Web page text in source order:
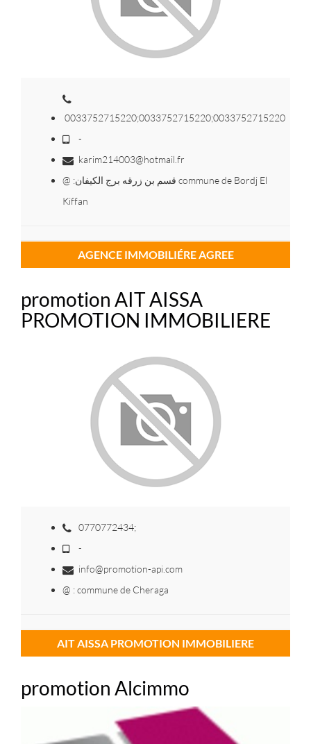
0033752715220;0033752715220;0033752715220
-
karim214003@hotmail.fr
@ :قسم بن زرقه برج الكيفان commune de Bordj El
Kiffan
AGENCE IMMOBILIÉRE AGREE
promotion AIT AISSA
PROMOTION IMMOBILIERE
0770772434;
-
info@promotion-api.com
@ : commune de Cheraga
AIT AISSA PROMOTION IMMOBILIERE
promotion Alcimmo